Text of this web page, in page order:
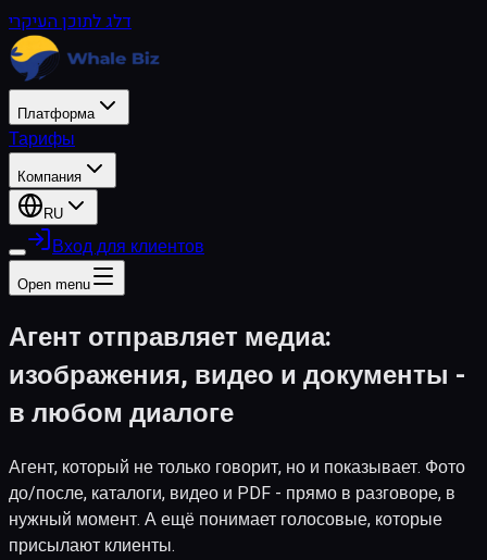
דלג לתוכן העיקרי
Платформа
Тарифы
Компания
RU
Вход для клиентов
Open menu
Агент отправляет медиа:
изображения, видео и документы -
в любом диалоге
Агент, который не только говорит, но и показывает. Фото
до/после, каталоги, видео и PDF - прямо в разговоре, в
нужный момент. А ещё понимает голосовые, которые
присылают клиенты.